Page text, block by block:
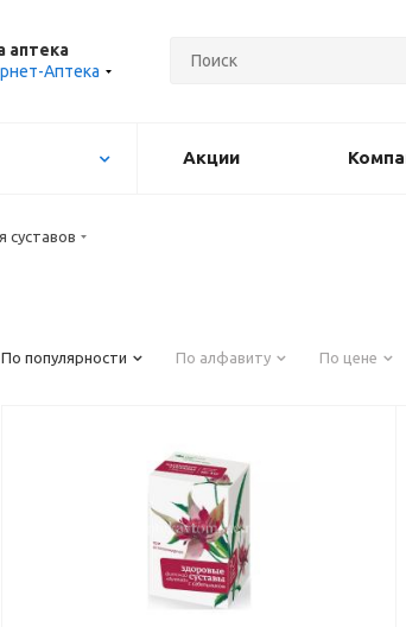
аптека
Аптека
Акции
суставов
По популярности По алфавиту По цене